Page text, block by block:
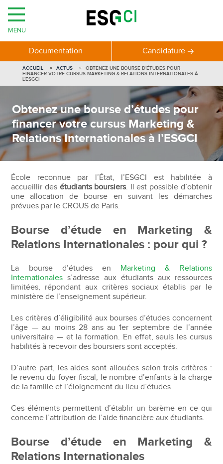
Obtenez une bourse d’études pour
financer votre cursus Marketing &
Relations Internationales à l’ESGCI
ACCUEIL ACTUS
OBTENEZ UNE BOURSE D’ÉTUDES POUR
FINANCER VOTRE CURSUS MARKETING & RELATIONS INTERNATIONALES À
L’ESGCI
École reconnue par l’État, l’ESGCI est habilitée à
accueillir des étudiants boursiers. Il est possible d’obtenir
une allocation de bourse en suivant les démarches
prévues par le CROUS de Paris.
Bourse d’étude en Marketing &
Relations Internationales : pour qui ?
La bourse d’études en Marketing & Relations
Internationales s’adresse aux étudiants aux ressources
limitées, répondant aux critères sociaux établis par le
ministère de l’enseignement supérieur.
Les critères d’éligibilité aux bourses d’études concernent
l’âge — au moins 28 ans au 1er septembre de l’année
universitaire — et la formation. En effet, seuls les cursus
habilités à recevoir des boursiers sont acceptés.
D’autre part, les aides sont allouées selon trois critères :
le revenu du foyer fiscal, le nombre d’enfants à la charge
de la famille et l’éloignement du lieu d’études.
Ces éléments permettent d’établir un barème en ce qui
concerne l’attribution de l’aide financière aux étudiants.
Bourse d’étude en Marketing &
Relations Internationales
MENU
Documentation Candidature